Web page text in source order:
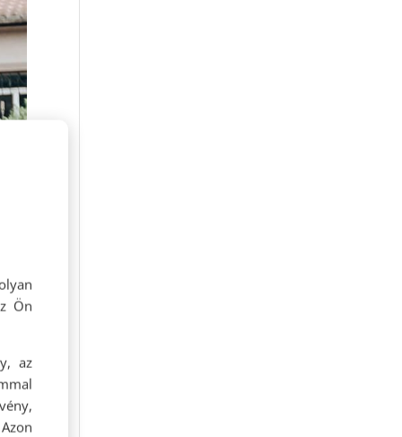
Ön
az